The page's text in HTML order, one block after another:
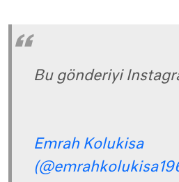
Bu gönderiyi
Emrah Kolukisa